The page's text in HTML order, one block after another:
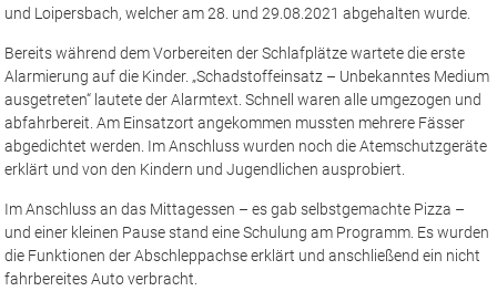
und Loipersbach, welcher am 28. und 29.08.2021 abgehalten wurde.
Bereits während dem Vorbereiten der Schlafplätze wartete die erste
Alarmierung auf die Kinder. „Schadstoffeinsatz – Unbekanntes Medium
ausgetreten“ lautete der Alarmtext. Schnell waren alle umgezogen und
abfahrbereit. Am Einsatzort angekommen mussten mehrere Fässer
abgedichtet werden. Im Anschluss wurden noch die Atemschutzgeräte
erklärt und von den Kindern und Jugendlichen ausprobiert.
Im Anschluss an das Mittagessen – es gab selbstgemachte Pizza –
und einer kleinen Pause stand eine Schulung am Programm. Es wurden
die Funktionen der Abschleppachse erklärt und anschließend ein nicht
fahrbereites Auto verbracht.